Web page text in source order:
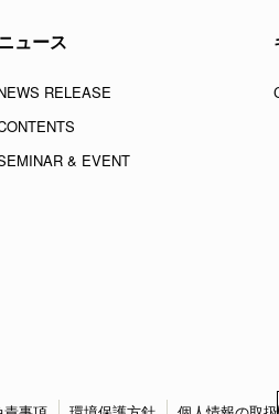
ュース
RELEASE
& EVENT